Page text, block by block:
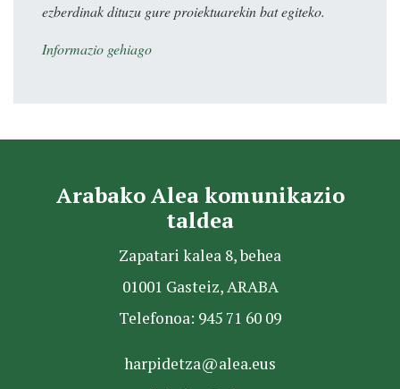
ezberdinak dituzu gure proiektuarekin bat egiteko.
Informazio gehiago
Arabako Alea komunikazio
taldea
Zapatari kalea 8, behea
01001 Gasteiz, ARABA
Telefonoa: 945 71 60 09
harpidetza@alea.eus